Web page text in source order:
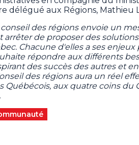
délégué aux Régions, Mathieu
des régions envoie un
arrêter de proposer des
Chacune d'elles a ses enjeux
répondre aux différents
des succès des autres et
des régions aura un réel
Québécois, aux quatre coins du